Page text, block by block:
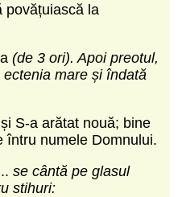
povățuiască la
(de 3 ori). Apoi preotul,
mare și îndată
S-a arătat nouă; bine
întru numele Domnului.
se cântă pe glasul
stihuri: